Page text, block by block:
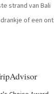
strand van Bali
of een